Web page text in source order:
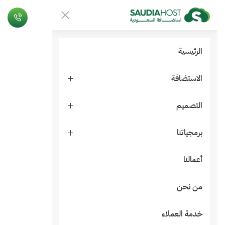
الرئيسية
الاستضافة
التصميم
برمجياتنا
أعمالنا
من نحن
خدمة العملاء